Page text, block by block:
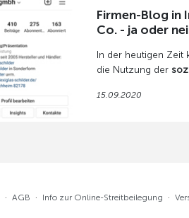
Besonders
Erklärvideos
hier mit, denn
schnell
Zeit investiert
Firmen-Blog in
Co. - ja oder
In der heutigen Zeit
die Nutzung der
Facebook erfordert
15.09.2020
· AGB · Info zur Online-Streitbeilegung ·